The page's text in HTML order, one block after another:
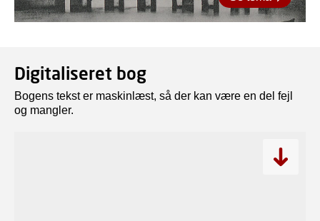
Digitaliseret bog
Bogens tekst er maskinlæst, så der kan være en del fejl
og mangler.